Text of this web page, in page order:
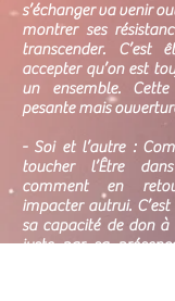
s’échanger va venir
montrer ses
transcender.
accepter qu’on est
un ensemble.
pesante mais
- Soi et l’autre :
toucher l’Être
comment en
impacter autrui.
sa capacité de don à
juste par sa